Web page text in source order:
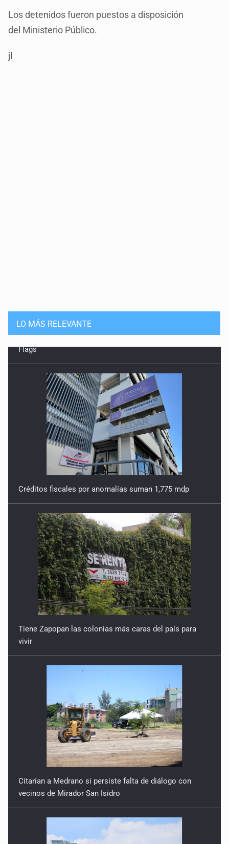
Los detenidos fueron puestos a disposición
del Ministerio Público.
jl
LO MÁS RELEVANTE
Créditos fiscales por anomalías suman 1,775 mdp
Tiene Zapopan las colonias más caras del país para
vivir
Citarían a Medrano si persiste falta de diálogo con
vecinos de Mirador San Isidro